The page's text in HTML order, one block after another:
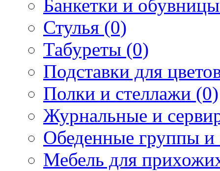
Банкетки и
Стулья (0)
Табуреты (0)
Подставки для
Полки и стеллажи (0)
Журнальные и
Обеденные группы и
Мебель для